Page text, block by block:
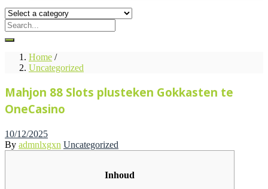
Home /
Uncategorized
Mahjon 88 Slots plusteken Gokkasten te
OneCasino
Posted
on
10/12/2025
By admnlxgxn Uncategorized
Inhoud